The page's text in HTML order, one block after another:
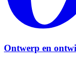
Ontwerp en